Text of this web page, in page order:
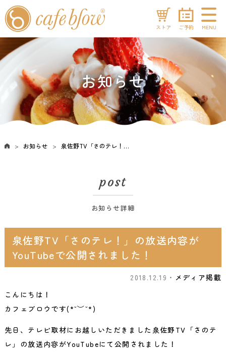
MENU
ご予約
ストア
お知らせ
お知らせ 泉佐野TV「さのテレ！」の放送内容がYouTubeで公開されました！
post
お知らせ詳細
泉佐野TV「さのテレ！」の放送内容が
YouTubeで公開されました！
2018.12.19・ メディア掲載
こんにちは！
カフェブロウです(*˘︶˘*)
先日、テレビ取材にお越しいただきました泉佐野TV「さのテ
レ」の放送内容がYouTubeにて公開されました！